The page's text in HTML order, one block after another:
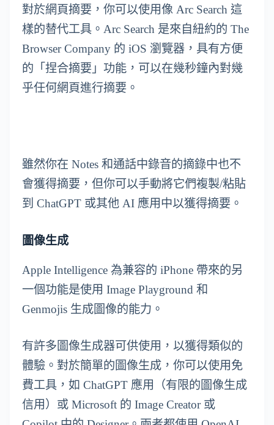
對於網頁摘要，你可以使用像 Arc Search 這
樣的替代工具。Arc Search 是來自紐約的 The
Browser Company 的 iOS 瀏覽器，具有方便
的「捏合摘要」功能，可以在幾秒鐘內對幾
乎任何網頁進行摘要。
雖然你在 Notes 和通話中錄音的摘錄中也不
會獲得摘要，但你可以手動將它們複製/粘貼
到 ChatGPT 或其他 AI 應用中以獲得摘要。
圖像生成
Apple Intelligence 為兼容的 iPhone 帶來的另
一個功能是使用 Image Playground 和
Genmojis 生成圖像的能力。
有許多圖像生成器可供使用，以獲得類似的
體驗。對於簡單的圖像生成，你可以使用免
費工具，如 ChatGPT 應用（有限的圖像生成
信用）或 Microsoft 的 Image Creator 或